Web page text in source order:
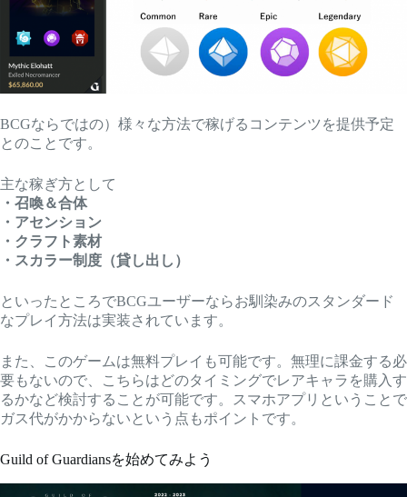
BCGならではの）様々な方法で稼げるコンテンツを提供予定
とのことです。
主な稼ぎ方として
・召喚＆合体
・アセンション
・クラフト素材
・スカラー制度（貸し出し）
といったところでBCGユーザーならお馴染みのスタンダード
なプレイ方法は実装されています。
また、このゲームは無料プレイも可能です。無理に課金する必
要もないので、こちらはどのタイミングでレアキャラを購入す
るかなど検討することが可能です。スマホアプリということで
ガス代がかからないという点もポイントです。
Guild of Guardiansを始めてみよう